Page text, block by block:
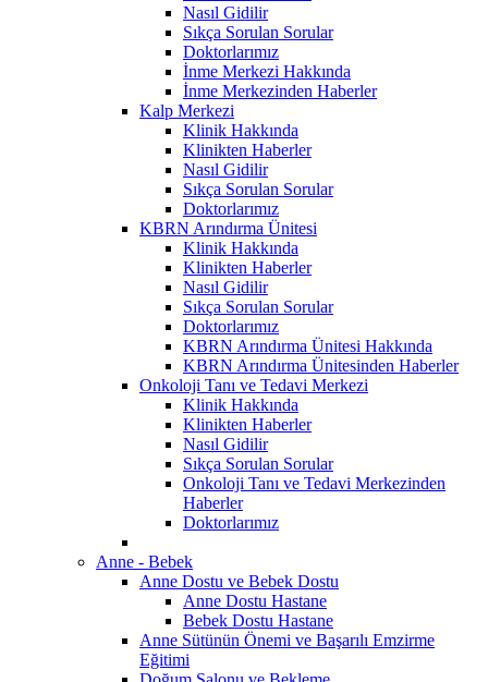
Nasıl Gidilir
Sıkça Sorulan Sorular
Doktorlarımız
İnme Merkezi Hakkında
İnme Merkezinden Haberler
Kalp Merkezi
Klinik Hakkında
Klinikten Haberler
Nasıl Gidilir
Sıkça Sorulan Sorular
Doktorlarımız
KBRN Arındırma Ünitesi
Klinik Hakkında
Klinikten Haberler
Nasıl Gidilir
Sıkça Sorulan Sorular
Doktorlarımız
KBRN Arındırma Ünitesi Hakkında
KBRN Arındırma Ünitesinden Haberler
Onkoloji Tanı ve Tedavi Merkezi
Klinik Hakkında
Klinikten Haberler
Nasıl Gidilir
Sıkça Sorulan Sorular
Onkoloji Tanı ve Tedavi Merkezinden
Haberler
Doktorlarımız
Anne - Bebek
Anne Dostu ve Bebek Dostu
Anne Dostu Hastane
Bebek Dostu Hastane
Anne Sütünün Önemi ve Başarılı Emzirme
Eğitimi